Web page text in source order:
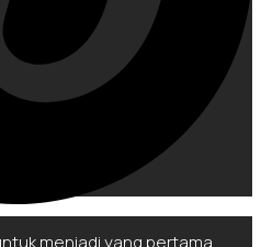
menjadi yang pertama